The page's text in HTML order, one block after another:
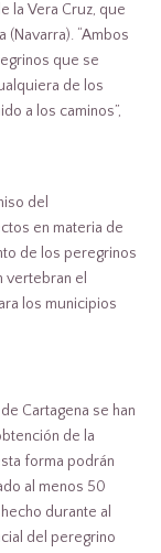
la Vera Cruz, que
“Ambos
que se
de los
a los caminos”,
del
en materia de
de los peregrinos
vertebran el
los municipios
Cartagena se han
de la
forma podrán
al menos 50
durante al
del peregrino